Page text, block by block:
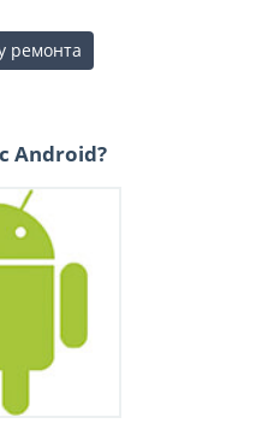
ремонта
Android?